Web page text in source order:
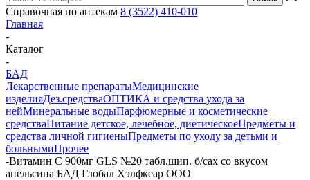
Справочная по аптекам 8 (3522) 410-010
Главная
-
Каталог
-
БАД
Лекарственные препаратыМедицинские
изделияДез.средстваОПТИКА и средства ухода за
нейМинеральные водыПарфюмерные и косметические
средстваПитание детское, лечебное, диетическоеПредметы и
средства личной гигиеныПредметы по уходу за детьми и
больнымиПрочее
-Витамин C 900мг GLS №20 табл.шип. б/сах со вкусом
апельсина БАД Глобал Хэлфкеар ООО